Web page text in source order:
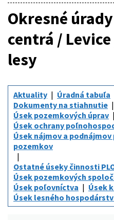
Okresné
centrá /
lesy
Aktuality
Úradná tabuľa
Dokumenty na stiahnutie
Úsek pozemkových úprav
Úsek ochrany
Úsek nájmov a
pozemkov
Ostatné úseky činnosti
Úsek pozemkových
Úsek poľovníctva
Úsek
Úsek lesného